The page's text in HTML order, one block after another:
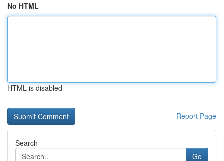
No HTML
HTML is disabled
Report Page
Search
Go